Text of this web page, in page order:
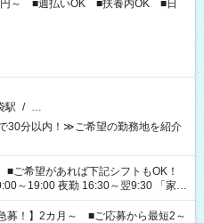
円～ ■週払いOK ■扶養内OK ■日
駅 / …
30分以内！≫ご希望の勤務地を紹介
19:00 夜勤 16:30～翌9:30 「家族
裕を持って夕飯の準備がしたい」
い」 など、ご希望を教えてください
募！】2カ月～ ■ご応募から最短2～